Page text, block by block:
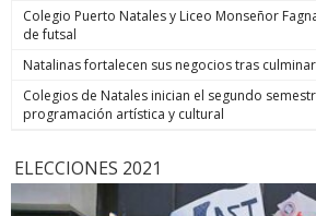
Colegio Puerto Natales y Liceo Monseñor
de futsal
Natalinas fortalecen sus negocios tras
Colegios de Natales inician el segundo
programación artística y cultural
ELECCIONES 2021